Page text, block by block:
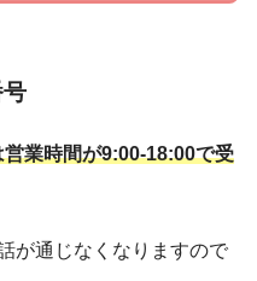
業時間が9:00-18:00で受
が通じなくなりますので